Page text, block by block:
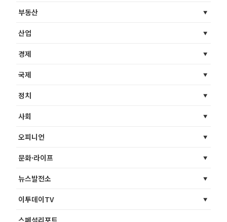
부동산
산업
경제
국제
정치
사회
오피니언
문화·라이프
뉴스발전소
이투데이TV